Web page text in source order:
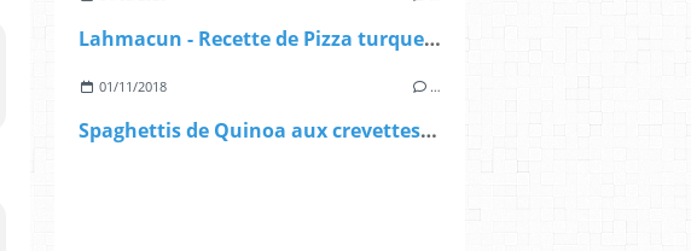
Lahmacun - Recette de Pizza turque à la poêle
01/11/2018 …
Spaghettis de Quinoa aux crevettes et à la chermoula